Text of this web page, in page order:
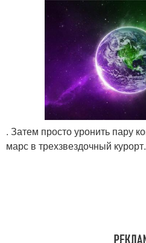
. Затем просто уронить пару
марс в трехзвездочный курорт.